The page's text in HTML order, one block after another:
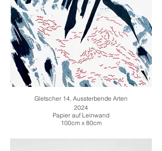
Gletscher 14, Aussterbende Arten
2024
Papier auf Leinwand
100cm x 80cm